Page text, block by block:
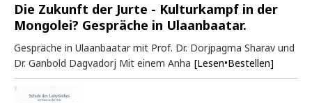
Die Zukunft der Jurte - Kulturkampf in der
Mongolei? Gespräche in Ulaanbaatar.
Gespräche in Ulaanbaatar mit Prof. Dr. Dorjpagma Sharav und
Dr. Ganbold Dagvadorj Mit einem Anha [Lesen•Bestellen]